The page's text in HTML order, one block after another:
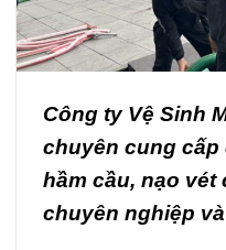
Công ty Vệ Sinh
chuyên cung
hầm cầu, nạo vét
chuyên nghiệp